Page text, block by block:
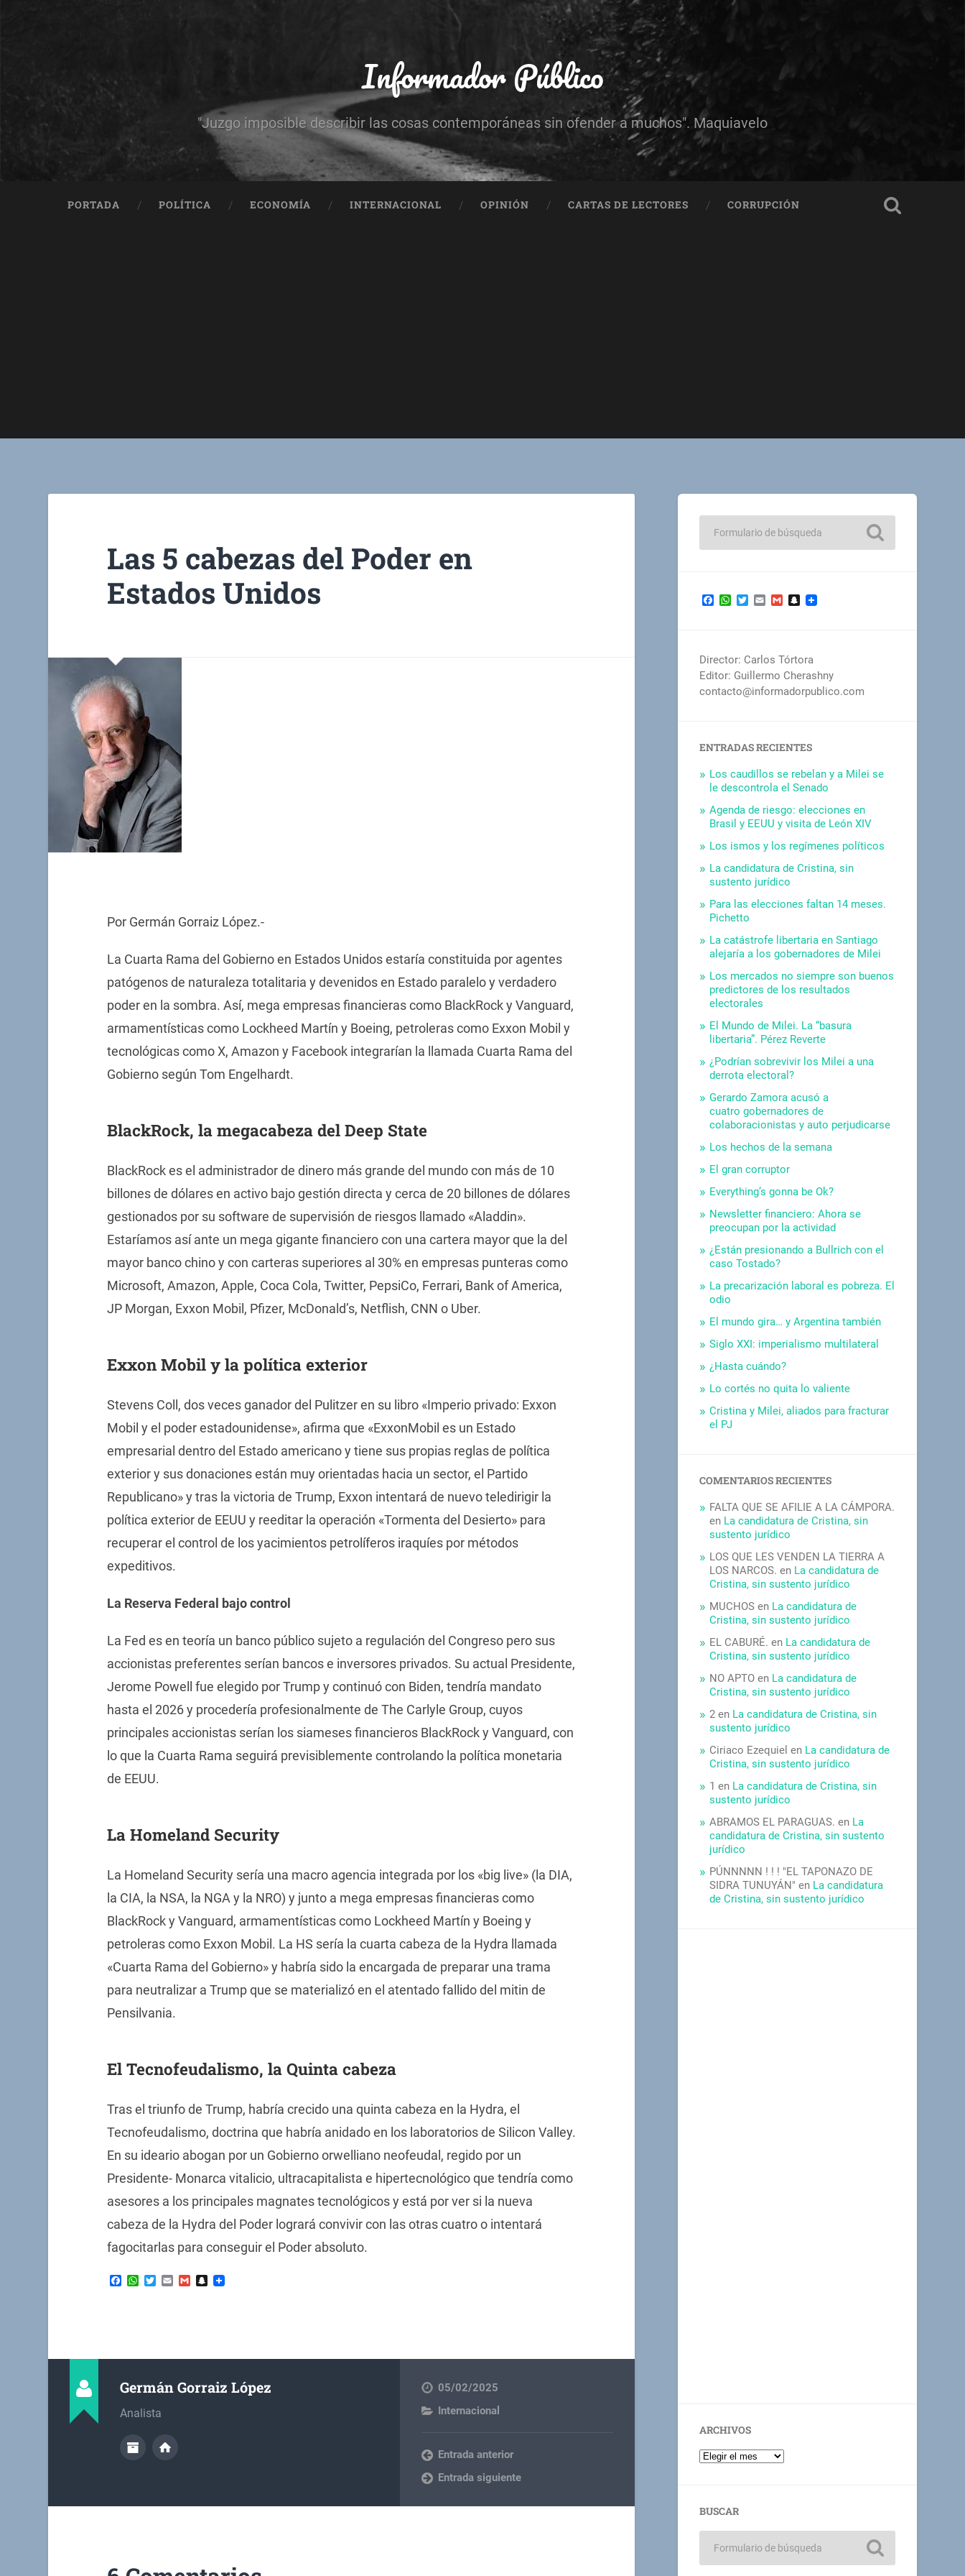
Informador Público
"Juzgo imposible describir las cosas contemporáneas sin ofender a muchos". Maquiavelo
PORTADA POLÍTICA ECONOMÍA INTERNACIONAL OPINIÓN CARTAS DE LECTORES CORRUPCIÓN
Las 5 cabezas del Poder en
Estados Unidos
Por Germán Gorraiz López.-
La Cuarta Rama del Gobierno en Estados Unidos estaría constituida por agentes
patógenos de naturaleza totalitaria y devenidos en Estado paralelo y verdadero
poder en la sombra. Así, mega empresas financieras como BlackRock y Vanguard,
armamentísticas como Lockheed Martín y Boeing, petroleras como Exxon Mobil y
tecnológicas como X, Amazon y Facebook integrarían la llamada Cuarta Rama del
Gobierno según Tom Engelhardt.
BlackRock, la megacabeza del Deep State
BlackRock es el administrador de dinero más grande del mundo con más de 10
billones de dólares en activo bajo gestión directa y cerca de 20 billones de dólares
gestionados por su software de supervisión de riesgos llamado «Aladdin».
Estaríamos así ante un mega gigante financiero con una cartera mayor que la del
mayor banco chino y con carteras superiores al 30% en empresas punteras como
Microsoft, Amazon, Apple, Coca Cola, Twitter, PepsiCo, Ferrari, Bank of America,
JP Morgan, Exxon Mobil, Pfizer, McDonald’s, Netflish, CNN o Uber.
Exxon Mobil y la política exterior
Stevens Coll, dos veces ganador del Pulitzer en su libro «Imperio privado: Exxon
Mobil y el poder estadounidense», afirma que «ExxonMobil es un Estado
empresarial dentro del Estado americano y tiene sus propias reglas de política
exterior y sus donaciones están muy orientadas hacia un sector, el Partido
Republicano» y tras la victoria de Trump, Exxon intentará de nuevo teledirigir la
política exterior de EEUU y reeditar la operación «Tormenta del Desierto» para
recuperar el control de los yacimientos petrolíferos iraquíes por métodos
expeditivos.
La Reserva Federal bajo control
La Fed es en teoría un banco público sujeto a regulación del Congreso pero sus
accionistas preferentes serían bancos e inversores privados. Su actual Presidente,
Jerome Powell fue elegido por Trump y continuó con Biden, tendría mandato
hasta el 2026 y procedería profesionalmente de The Carlyle Group, cuyos
principales accionistas serían los siameses financieros BlackRock y Vanguard, con
lo que la Cuarta Rama seguirá previsiblemente controlando la política monetaria
de EEUU.
La Homeland Security
La Homeland Security sería una macro agencia integrada por los «big live» (la DIA,
la CIA, la NSA, la NGA y la NRO) y junto a mega empresas financieras como
BlackRock y Vanguard, armamentísticas como Lockheed Martín y Boeing y
petroleras como Exxon Mobil. La HS sería la cuarta cabeza de la Hydra llamada
«Cuarta Rama del Gobierno» y habría sido la encargada de preparar una trama
para neutralizar a Trump que se materializó en el atentado fallido del mitin de
Pensilvania.
El Tecnofeudalismo, la Quinta cabeza
Tras el triunfo de Trump, habría crecido una quinta cabeza en la Hydra, el
Tecnofeudalismo, doctrina que habría anidado en los laboratorios de Silicon Valley.
En su ideario abogan por un Gobierno orwelliano neofeudal, regido por un
Presidente- Monarca vitalicio, ultracapitalista e hipertecnológico que tendría como
asesores a los principales magnates tecnológicos y está por ver si la nueva
cabeza de la Hydra del Poder logrará convivir con las otras cuatro o intentará
fagocitarlas para conseguir el Poder absoluto.
Facebook
WhatsApp
TwitterEmailGmailSnapchat
Germán Gorraiz López
Analista
05/02/2025
Internacional
Entrada anterior
Entrada siguiente
Facebook
WhatsApp
TwitterEmailGmailSnapchat
Director: Carlos Tórtora
Editor: Guillermo Cherashny
contacto@informadorpublico.com
ENTRADAS RECIENTES
Los caudillos se rebelan y a Milei se
le descontrola el Senado
Agenda de riesgo: elecciones en
Brasil y EEUU y visita de León XIV
Los ismos y los regímenes políticos
La candidatura de Cristina, sin
sustento jurídico
Para las elecciones faltan 14 meses.
Pichetto
La catástrofe libertaria en Santiago
alejaría a los gobernadores de Milei
Los mercados no siempre son buenos
predictores de los resultados
electorales
El Mundo de Milei. La “basura
libertaria”. Pérez Reverte
¿Podrían sobrevivir los Milei a una
derrota electoral?
Gerardo Zamora acusó a
cuatro gobernadores de
colaboracionistas y auto perjudicarse
Los hechos de la semana
El gran corruptor
Everything’s gonna be Ok?
Newsletter financiero: Ahora se
preocupan por la actividad
¿Están presionando a Bullrich con el
caso Tostado?
La precarización laboral es pobreza. El
odio
El mundo gira… y Argentina también
Siglo XXI: imperialismo multilateral
¿Hasta cuándo?
Lo cortés no quita lo valiente
Cristina y Milei, aliados para fracturar
el PJ
COMENTARIOS RECIENTES
FALTA QUE SE AFILIE A LA CÁMPORA.
en La candidatura de Cristina, sin
sustento jurídico
LOS QUE LES VENDEN LA TIERRA A
LOS NARCOS. en La candidatura de
Cristina, sin sustento jurídico
MUCHOS en La candidatura de
Cristina, sin sustento jurídico
EL CABURÉ. en La candidatura de
Cristina, sin sustento jurídico
NO APTO en La candidatura de
Cristina, sin sustento jurídico
2 en La candidatura de Cristina, sin
sustento jurídico
Ciriaco Ezequiel en La candidatura de
Cristina, sin sustento jurídico
1 en La candidatura de Cristina, sin
sustento jurídico
ABRAMOS EL PARAGUAS. en La
candidatura de Cristina, sin sustento
jurídico
PÚNNNNN ! ! ! "EL TAPONAZO DE
SIDRA TUNUYÁN" en La candidatura
de Cristina, sin sustento jurídico
ARCHIVOS
BUSCAR